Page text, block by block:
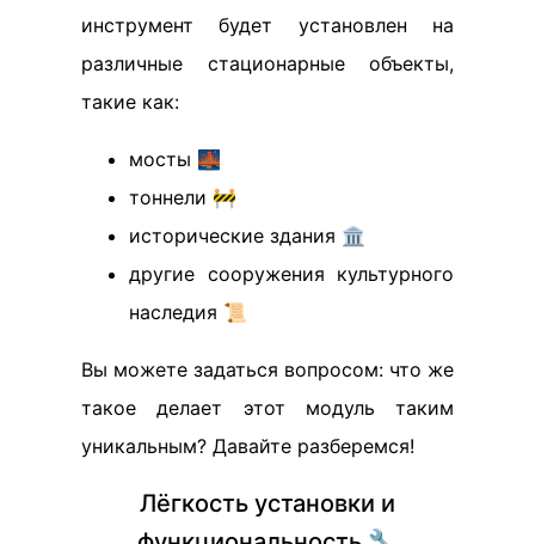
инструмент будет установлен на
различные стационарные объекты,
такие как:
мосты 🌉
тоннели 🚧
исторические здания 🏛️
другие сооружения культурного
наследия 📜
Вы можете задаться вопросом: что же
такое делает этот модуль таким
уникальным? Давайте разберемся!
Лёгкость установки и